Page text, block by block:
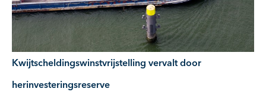
Kwijtscheldingswinstvrijstelling vervalt door
herinvesteringsreserve